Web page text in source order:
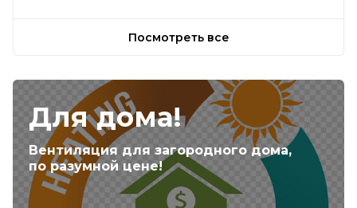
Посмотреть все
Для дома!
Вентиляция для загородного дома,
по разумной цене!